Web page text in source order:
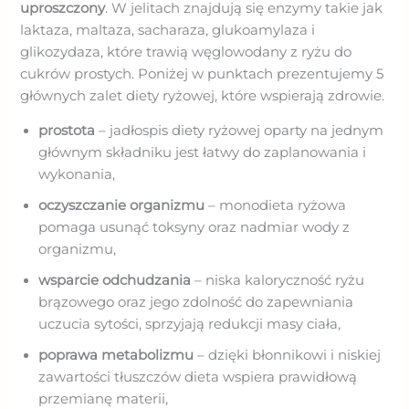
uproszczony. W jelitach znajdują się enzymy takie jak
laktaza, maltaza, sacharaza, glukoamylaza i
glikozydaza, które trawią węglowodany z ryżu do
cukrów prostych. Poniżej w punktach prezentujemy 5
głównych zalet diety ryżowej, które wspierają zdrowie.
prostota – jadłospis diety ryżowej oparty na jednym
głównym składniku jest łatwy do zaplanowania i
wykonania,
oczyszczanie organizmu – monodieta ryżowa
pomaga usunąć toksyny oraz nadmiar wody z
organizmu,
wsparcie odchudzania – niska kaloryczność ryżu
brązowego oraz jego zdolność do zapewniania
uczucia sytości, sprzyjają redukcji masy ciała,
poprawa metabolizmu – dzięki błonnikowi i niskiej
zawartości tłuszczów dieta wspiera prawidłową
przemianę materii,